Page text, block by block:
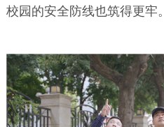
校园的安全防线也筑得更牢。